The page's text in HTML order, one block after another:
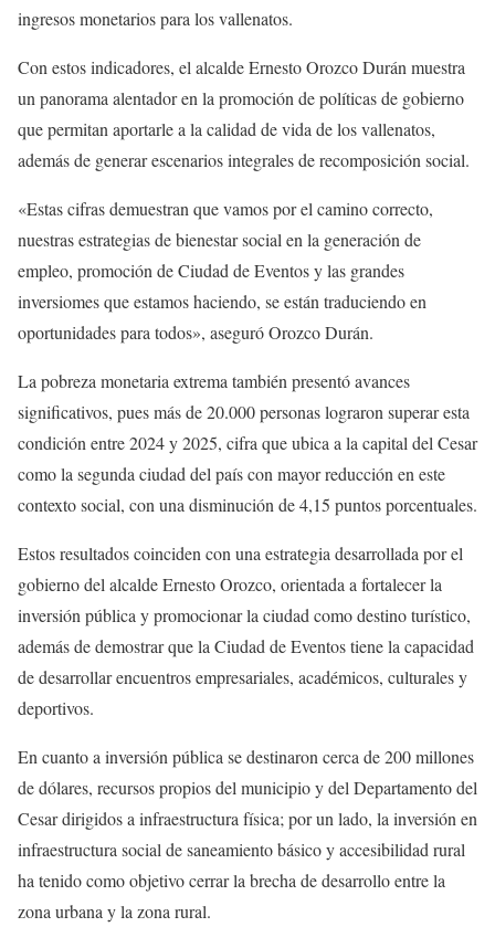
ingresos monetarios para los vallenatos.
Con estos indicadores, el alcalde Ernesto Orozco Durán muestra
un panorama alentador en la promoción de políticas de gobierno
que permitan aportarle a la calidad de vida de los vallenatos,
además de generar escenarios integrales de recomposición social.
«Estas cifras demuestran que vamos por el camino correcto,
nuestras estrategias de bienestar social en la generación de
empleo, promoción de Ciudad de Eventos y las grandes
inversiomes que estamos haciendo, se están traduciendo en
oportunidades para todos», aseguró Orozco Durán.
La pobreza monetaria extrema también presentó avances
significativos, pues más de 20.000 personas lograron superar esta
condición entre 2024 y 2025, cifra que ubica a la capital del Cesar
como la segunda ciudad del país con mayor reducción en este
contexto social, con una disminución de 4,15 puntos porcentuales.
Estos resultados coinciden con una estrategia desarrollada por el
gobierno del alcalde Ernesto Orozco, orientada a fortalecer la
inversión pública y promocionar la ciudad como destino turístico,
además de demostrar que la Ciudad de Eventos tiene la capacidad
de desarrollar encuentros empresariales, académicos, culturales y
deportivos.
En cuanto a inversión pública se destinaron cerca de 200 millones
de dólares, recursos propios del municipio y del Departamento del
Cesar dirigidos a infraestructura física; por un lado, la inversión en
infraestructura social de saneamiento básico y accesibilidad rural
ha tenido como objetivo cerrar la brecha de desarrollo entre la
zona urbana y la zona rural.